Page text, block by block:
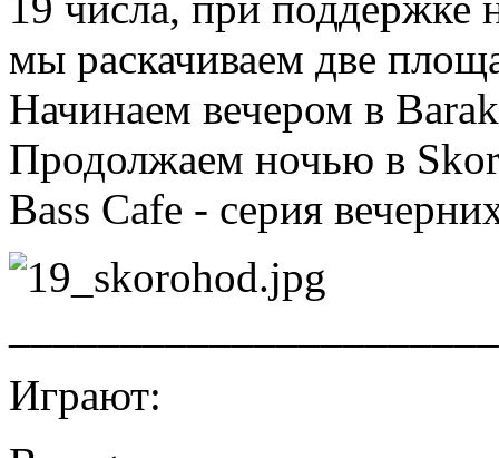
мы раскачиваем две
Начинаем вечером в
Продолжаем ночью в
Bass Cafe - серия
Играют: